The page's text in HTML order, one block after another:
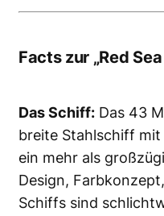
Facts zur „Red
Das Schiff: Das 43
breite Stahlschiff
ein mehr als
Design,
Schiffs sind